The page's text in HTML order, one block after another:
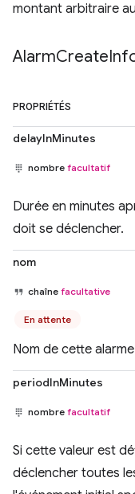
montant arbitraire
AlarmCreate
PROPRIÉTÉS
delayInMinutes
nombre facultatif
Durée en minutes
doit se déclencher.
nom
chaîne facultative
En attente
Nom de cette
periodInMinutes
nombre facultatif
Si cette valeur est
déclencher toutes